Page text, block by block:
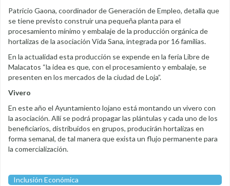
Patricio Gaona, coordinador de Generación de Empleo, detalla que
se tiene previsto construir una pequeña planta para el
procesamiento mínimo y embalaje de la producción orgánica de
hortalizas de la asociación Vida Sana, integrada por 16 familias.
En la actualidad esta producción se expende en la feria Libre de
Malacatos “la idea es que, con el procesamiento y embalaje, se
presenten en los mercados de la ciudad de Loja”.
Vivero
En este año el Ayuntamiento lojano está montando un vivero con
la asociación. Allí se podrá propagar las plántulas y cada uno de los
beneficiarios, distribuidos en grupos, producirán hortalizas en
forma semanal, de tal manera que exista un flujo permanente para
la comercialización.
Inclusión Económica